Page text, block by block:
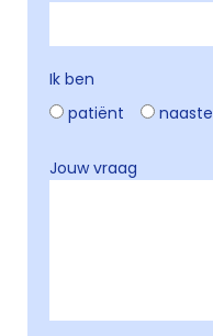
Ik ben
patiënt
naaste
Jouw vraag